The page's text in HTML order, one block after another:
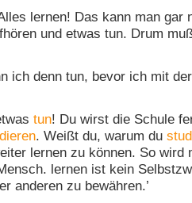
lernen! Das kann man gar
und etwas tun. Drum
ich denn tun, bevor ich mit
tun! Du wirst die Schule
. Weißt du, warum du
lernen zu können. So wird
lernen ist kein
anderen zu bewähren.’